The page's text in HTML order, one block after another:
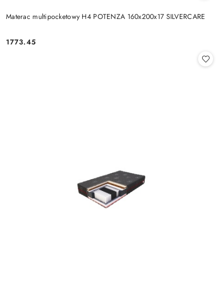
Materac multipocketowy H4 POTENZA 160x200x17 SILVERCARE
Cena:
1773.45